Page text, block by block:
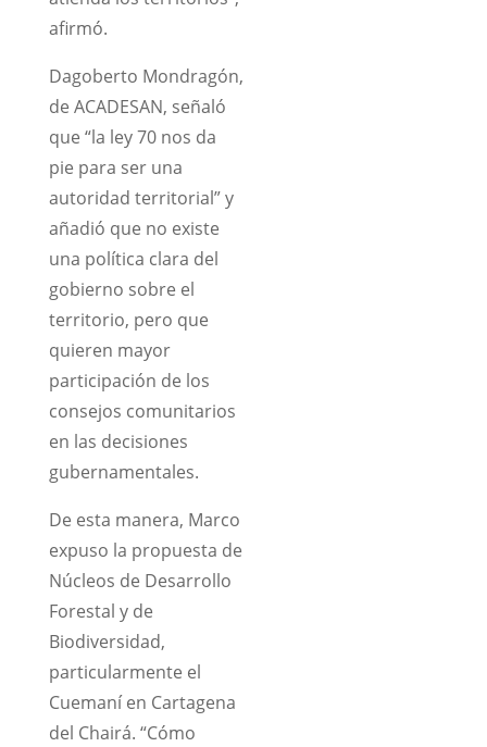
afirmó.
Dagoberto Mondragón,
de ACADESAN, señaló
que “la ley 70 nos da
pie para ser una
autoridad territorial” y
añadió que no existe
una política clara del
gobierno sobre el
territorio, pero que
quieren mayor
participación de los
consejos comunitarios
en las decisiones
gubernamentales.
De esta manera, Marco
expuso la propuesta de
Núcleos de Desarrollo
Forestal y de
Biodiversidad,
particularmente el
Cuemaní en Cartagena
del Chairá. “Cómo